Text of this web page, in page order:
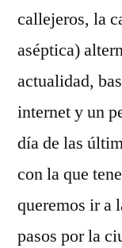
callejeros, la
aséptica)
actualidad,
internet y un
día de las
con la que
queremos ir a
pasos por la